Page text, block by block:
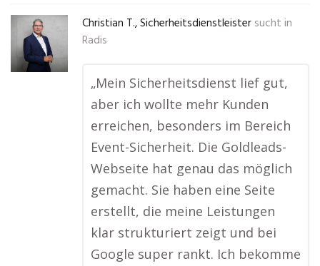
Christian T., Sicherheitsdienstleister sucht in
Radis
„Mein Sicherheitsdienst lief gut,
aber ich wollte mehr Kunden
erreichen, besonders im Bereich
Event-Sicherheit. Die Goldleads-
Webseite hat genau das möglich
gemacht. Sie haben eine Seite
erstellt, die meine Leistungen
klar strukturiert zeigt und bei
Google super rankt. Ich bekomme